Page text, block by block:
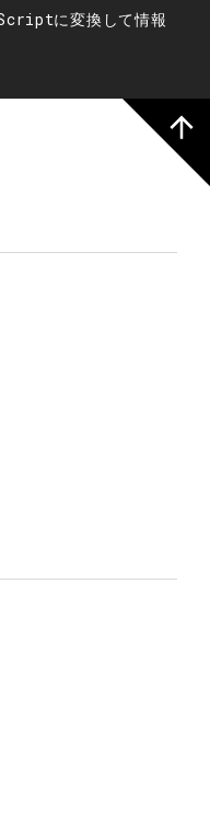
に変換して情報